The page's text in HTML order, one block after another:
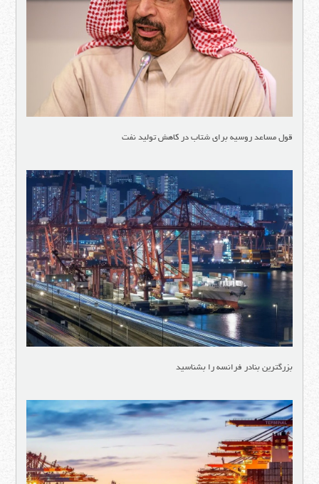
قول مساعد روسیه برای شتاب در کاهش تولید نفت
بزرگترین بنادر فرانسه را بشناسید